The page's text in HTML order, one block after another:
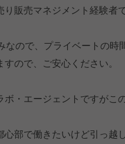
販売マネジメント経験者
なので、プライベートの時
ので、ご安心ください。
ボ・エージェントですがこ
心部で働きたいけど引っ